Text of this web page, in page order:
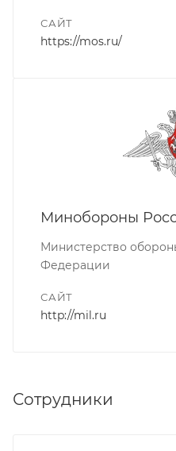
САЙТ
https://mos.ru/
Минобороны
Министерство
Федерации
САЙТ
http://mil.ru
Сотрудники